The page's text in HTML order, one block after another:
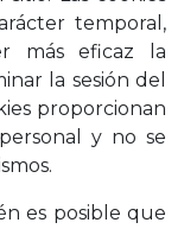
temporal,
más eficaz la
la sesión del
proporcionan
y no se
es posible que